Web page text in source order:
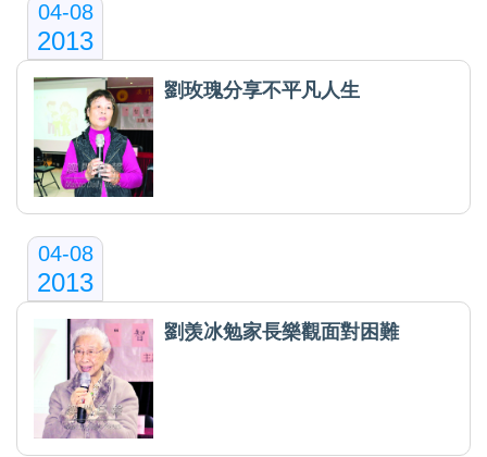
04-08
2013
劉玫瑰分享不平凡人生
04-08
2013
劉羡冰勉家長樂觀面對困難